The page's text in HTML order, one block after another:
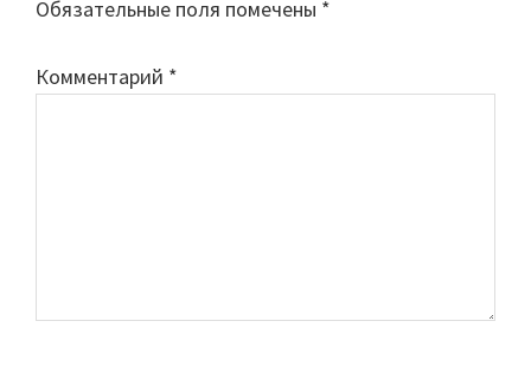
Обязательные поля помечены *
Комментарий *